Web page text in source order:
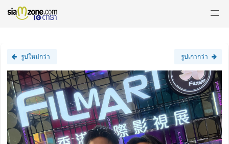
รูปใหม่กว่า รูปเก่ากว่า